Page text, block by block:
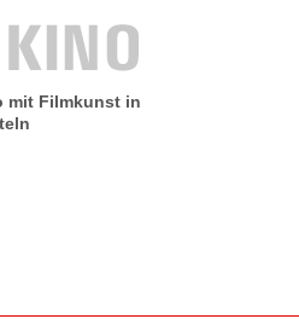
mit Filmkunst in